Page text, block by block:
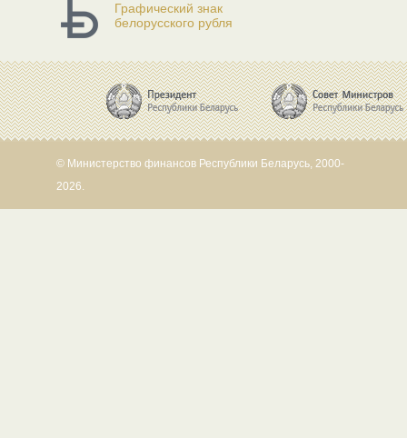
Графический знак
белорусского рубля
© Министерство финансов Республики Беларусь, 2000-
2026.